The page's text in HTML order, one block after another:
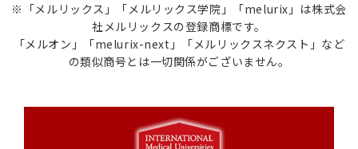
※「メルリックス」「メルリックス学院」「melurix」は株式会
社メルリックスの登録商標です。
「メルオン」「melurix-next」「メルリックスネクスト」など
の類似商号とは一切関係がございません。